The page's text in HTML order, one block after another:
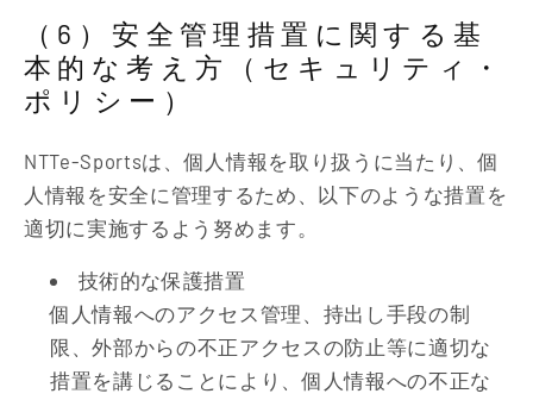
（6）安全管理措置に関する基
本的な考え方（セキュリティ・
ポリシー）
NTTe-Sportsは、個人情報を取り扱うに当たり、個
人情報を安全に管理するため、以下のような措置を
適切に実施するよう努めます。
技術的な保護措置
個人情報へのアクセス管理、持出し手段の制
限、外部からの不正アクセスの防止等に適切な
措置を講じることにより、個人情報への不正な